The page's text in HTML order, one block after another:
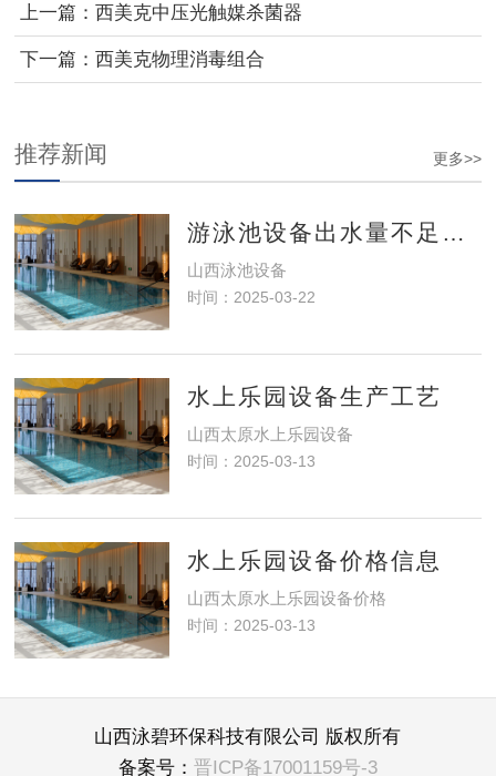
上一篇： 西美克中压光触媒杀菌器
下一篇： 西美克物理消毒组合
更多>>
推荐新闻
山西泳池设备​
时间：2025-03-22
水上乐园设备生产工艺
山西太原水上乐园设备
时间：2025-03-13
水上乐园设备价格信息
山西太原水上乐园设备价格
时间：2025-03-13
山西泳碧环保科技有限公司 版权所有
备案号： 晋ICP备17001159号-3